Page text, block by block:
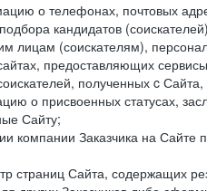
о телефонах, почтовых
кандидатов
лицам (соискателям),
предоставляющих
полученных c
о присвоенных статусах,
Сайту;
компании Заказчика на Сайте
страниц Сайта, содержащих